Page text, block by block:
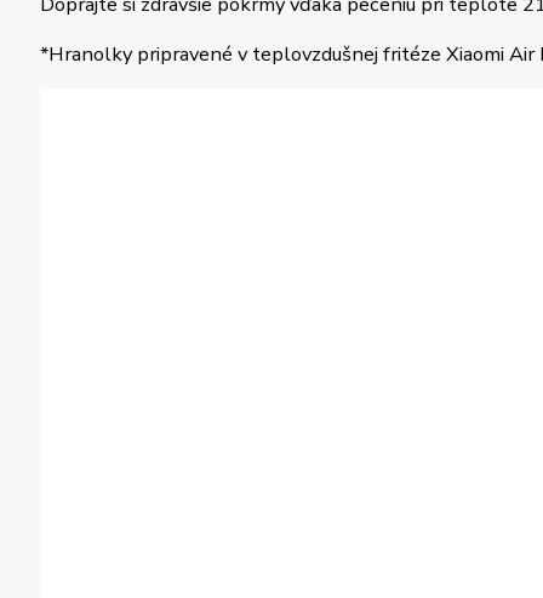
*Hranolky pripravené v teplovzdušnej fritéze Xiaomi